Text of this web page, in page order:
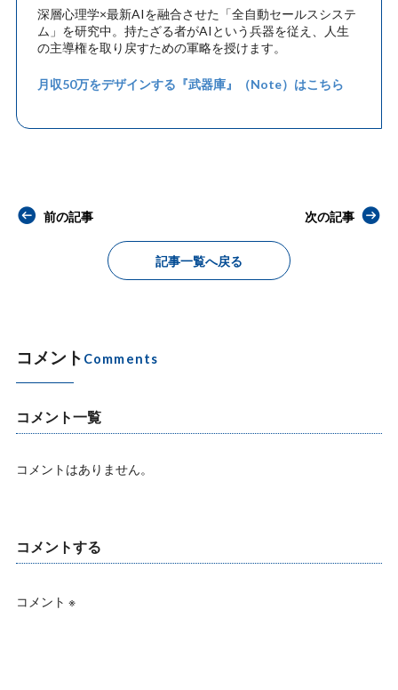
深層心理学×最新AIを融合させた「全自動セールスシステ
ム」を研究中。持たざる者がAIという兵器を従え、人生
の主導権を取り戻すための軍略を授けます。
月収50万をデザインする『武器庫』（Note）はこちら
前の記事
記事一覧へ戻る
次の記事
コメント Comments
コメント一覧
コメントはありません。
コメントする
コメント ※